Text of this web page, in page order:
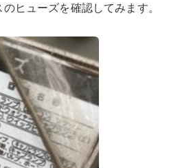
ヒューズを確認してみます。